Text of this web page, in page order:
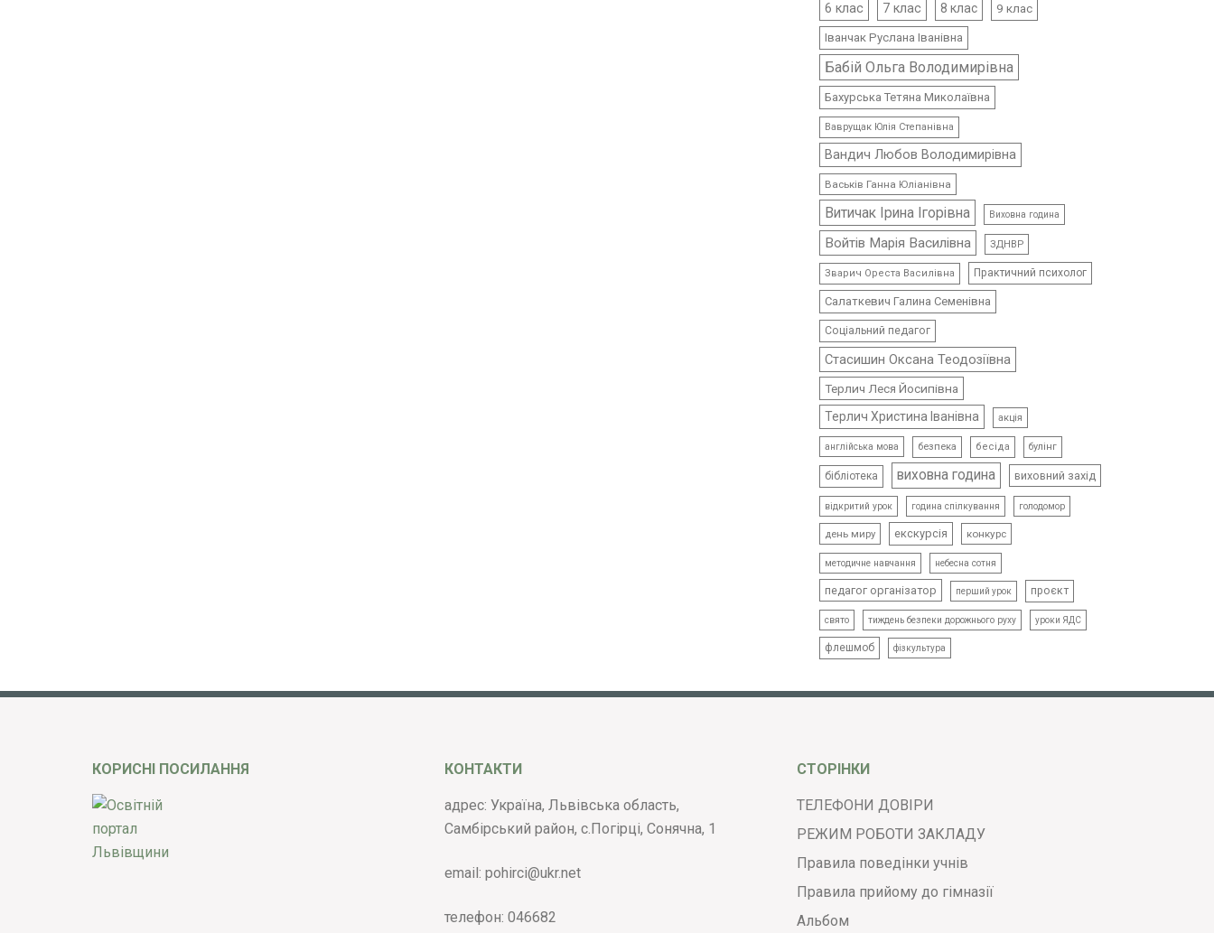
6 клас 7 клас 8 клас 9 клас
Іванчак Руслана Іванівна
Бабій Ольга Володимирівна
Бахурська Тетяна Миколаївна
Ваврущак Юлія Степанівна
Вандич Любов Володимирівна
Васьків Ганна Юліанівна
Витичак Ірина Ігорівна Виховна година
Войтів Марія Василівна ЗДНВР
Зварич Ореста Василівна Практичний психолог
Салаткевич Галина Семенівна
Соціальний педагог
Стасишин Оксана Теодозіївна
Терлич Леся Йосипівна
Терлич Христина Іванівна
акція
англійська мова безпека бесіда булінг
бібліотека виховна година виховний захід
відкритий урок година спілкування голодомор
день миру екскурсія конкурс
методичне навчання небесна сотня
педагог організатор перший урок проєкт
свято тиждень безпеки дорожнього руху уроки ЯДС
флешмоб фізкультура
КОРИСНІ ПОСИЛАННЯ КОНТАКТИ
адрес: Україна, Львівська область,
Самбірський район, с.Погірці, Сонячна, 1
email: pohirci@ukr.net
телефон: 046682
СТОРІНКИ
ТЕЛЕФОНИ ДОВІРИ
РЕЖИМ РОБОТИ ЗАКЛАДУ
Правила поведінки учнів
Правила прийому до гімназії
Альбом